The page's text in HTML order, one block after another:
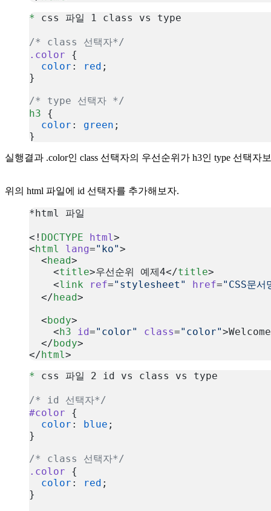
* css 파일 1 class vs type
/* class 선택자*/
.color {
  color
: red ;
}
/* type 선택자 */
h3 {
  color
: green ;
}
실행결과 .color인 class 선택자의 우선순위가 h3인 type 선택
위의 html 파일에 id 선택자를 추가해보자.
*html 파일
<! DOCTYPE html>
< html lang="ko">
  <
head>
    <
title>우선순위 예제4</title>
    <
link ref="stylesheet" href="CSS문
  </
head>
  <
body>
    <
h3 id="color" class="color"
  </
body>
</ html>
* css 파일 2 id vs class vs type
/* id 선택자*/
#color {
  color
: blue ;
}
/* class 선택자*/
.color {
  color
: red ;
}